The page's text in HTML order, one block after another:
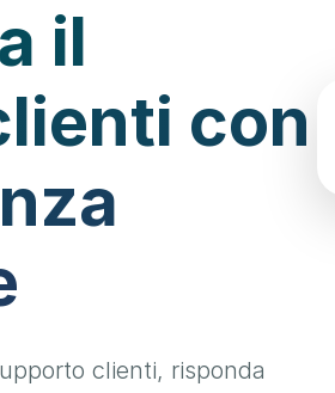
il
con
clienti, risponda